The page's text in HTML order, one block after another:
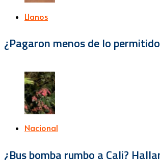
Llanos
¿Pagaron menos de lo
Nacional
¿Bus bomba rumbo a Cali?